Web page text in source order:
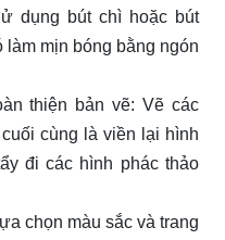
dụng bút chì hoặc bút
làm mịn bóng bằng ngón
thiện bản vẽ: Vẽ các
cùng là viền lại hình
đi các hình phác thảo
chọn màu sắc và trang